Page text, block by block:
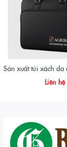
Liên hệ